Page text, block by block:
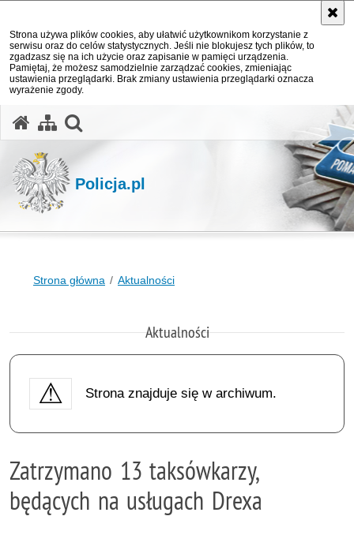
Strona używa plików cookies, aby ułatwić użytkownikom korzystanie z
serwisu oraz do celów statystycznych. Jeśli nie blokujesz tych plików, to
zgadzasz się na ich użycie oraz zapisanie w pamięci urządzenia.
Pamiętaj, że możesz samodzielnie zarządzać cookies, zmieniając
ustawienia przeglądarki. Brak zmiany ustawienia przeglądarki oznacza
wyrażenie zgody.
Policja.pl
Strona główna Aktualności
Aktualności
Strona znajduje się w archiwum.
Zatrzymano 13 taksówkarzy,
będących na usługach Drexa